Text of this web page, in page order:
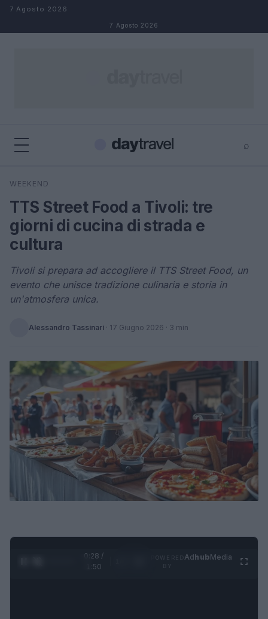
Salta al contenuto
7 Agosto 2026
7 Agosto 2026
⌕
Cerca
WEEKEND
TTS Street Food a Tivoli: tre
giorni di cucina di strada e
cultura
Tivoli si prepara ad accogliere il TTS Street Food, un
evento che unisce tradizione culinaria e storia in
un'atmosfera unica.
Alessandro Tassinari · 17 Giugno 2026 · 3 min
0:28 /
1:50
AdhubMedia